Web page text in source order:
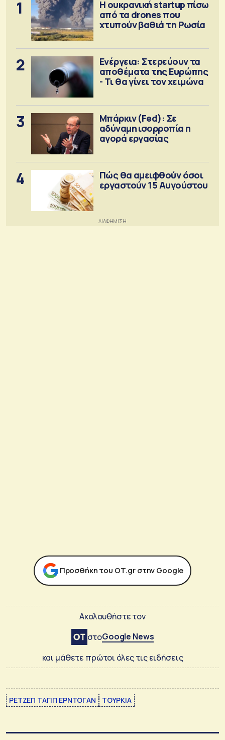
1
Η ουκρανική startup πίσω
από τα drones που
χτυπούν βαθιά τη Ρωσία
2
Ενέργεια: Στερεύουν τα
αποθέματα της Ευρώπης
- Τι θα γίνει τον χειμώνα
3
Μπάρκιν (Fed): Σε
αδύναμη ισορροπία η
αγορά εργασίας
4
Πώς θα αμειφθούν όσοι
εργαστούν 15 Αυγούστου
Προσθήκη του ΟΤ.gr στην Google
Ακολουθήστε τον
στοGoogle News
και μάθετε πρώτοι όλες τις ειδήσεις
ΡΕΤΖΕΠ ΤΑΓΙΠ ΕΡΝΤΟΓΑΝ ΤΟΥΡΚΙΑ